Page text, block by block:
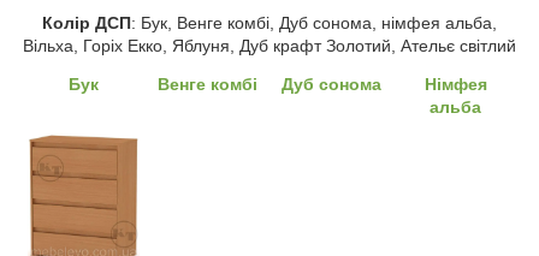
Колір ДСП: Бук, Венге комбі, Дуб сонома, німфея альба,
Вільха, Горіх Екко, Яблуня, Дуб крафт Золотий, Ательє світлий
Бук
Венге комбі Дуб сонома
Німфея
альба